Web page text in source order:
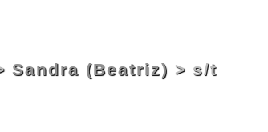
Sandra (Beatriz) > s/t